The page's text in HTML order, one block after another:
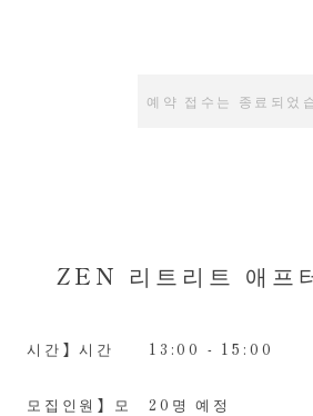
예약 접수는 종료되었
ZEN 리트리트 애프
시간】시간 13:00 - 15:00
모집인원】모
20명 예정